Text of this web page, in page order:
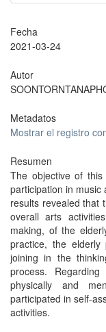
Fecha
2021-03-24
Autor
Metadatos
Mostrar el registro
Resumen
The objective of
participation in music
results revealed that
overall arts
making, of the
practice, the
joining in the
process.
physically and
participated in self-
activities.